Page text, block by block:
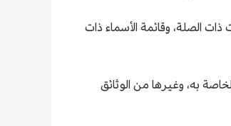
الصلة، وقائمة الأسماء ذات
به، وغيرها من الوثائق